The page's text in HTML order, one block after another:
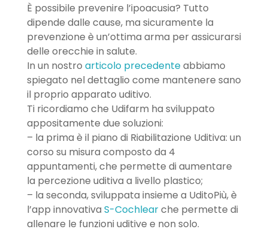
È possibile prevenire l’ipoacusia? Tutto
dipende dalle cause, ma sicuramente la
prevenzione è un’ottima arma per assicurarsi
delle orecchie in salute.
In un nostro articolo precedenteabbiamo
spiegato nel dettaglio come mantenere sano
il proprio apparato uditivo.
Ti ricordiamo che Udifarm ha sviluppato
appositamente due soluzioni:
– la prima è il piano di Riabilitazione Uditiva: un
corso su misura composto da 4
appuntamenti, che permette di aumentare
la percezione uditiva a livello plastico;
– la seconda, sviluppata insieme a UditoPiù, è
l’app innovativa S-Cochlearche permette di
allenare le funzioni uditive e non solo.